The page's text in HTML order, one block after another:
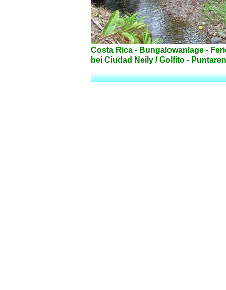
Costa Rica - Bungalowanlage -
bei Ciudad Neily / Golfito -